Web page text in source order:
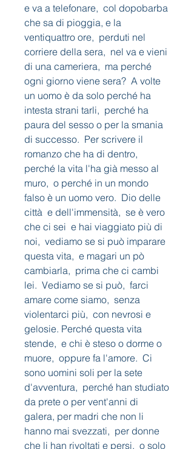
e va a telefonare,  col dopobarba
che sa di pioggia, e la
ventiquattro ore,  perduti nel
corriere della sera,  nel va e vieni
di una cameriera,  ma perché
ogni giorno viene sera?  A volte
un uomo è da solo perché ha
intesta strani tarli,  perché ha
paura del sesso o per la smania
di successo.  Per scrivere il
romanzo che ha di dentro,
perché la vita l'ha già messo al
muro,  o perché in un mondo
falso è un uomo vero.  Dio delle
città  e dell'immensità,  se è vero
che ci sei  e hai viaggiato più di
noi,  vediamo se si può imparare
questa vita,  e magari un pò
cambiarla,  prima che ci cambi
lei.  Vediamo se si può,  farci
amare come siamo,  senza
violentarci più,  con nevrosi e
gelosie. Perché questa vita
stende,  e chi è steso o dorme o
muore,  oppure fa l'amore.  Ci
sono uomini soli per la sete
d'avventura,  perché han studiato
da prete o per vent'anni di
galera, per madri che non li
hanno mai svezzati,  per donne
che li han rivoltati e persi,  o solo